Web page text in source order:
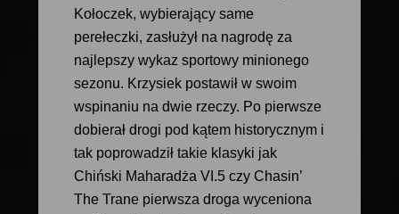
Kołoczek, wybierający same
perełeczki, zasłużył na nagrodę za
najlepszy wykaz sportowy minionego
sezonu. Krzysiek postawił w swoim
wspinaniu na dwie rzeczy. Po pierwsze
dobierał drogi pod kątem historycznym i
tak poprowadził takie klasyki jak
Chiński Maharadża VI.5 czy Chasin’
The Trane pierwsza droga wyceniona